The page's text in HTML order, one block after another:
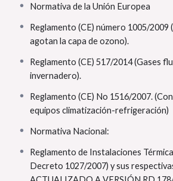
Habilita a comprar, manipular y
gases fluorados (refrigerantes)
Habilita ainstalar máquinas
hasta 70 kW, contando la
deben registrarse en Industria y
hacer una memoria por parte del
Permite realizar el
deventilación, Agua Caliente
Normativa de la Unión Europea
Reglamento (CE) número 1005/2009
agotan la capa de ozono).
Reglamento (CE) 517/2014 (Gases
invernadero).
Reglamento (CE) No 1516/2007.
equipos climatización-refrigeración)
Normativa Nacional:
Reglamento de Instalaciones
Decreto 1027/2007) y sus